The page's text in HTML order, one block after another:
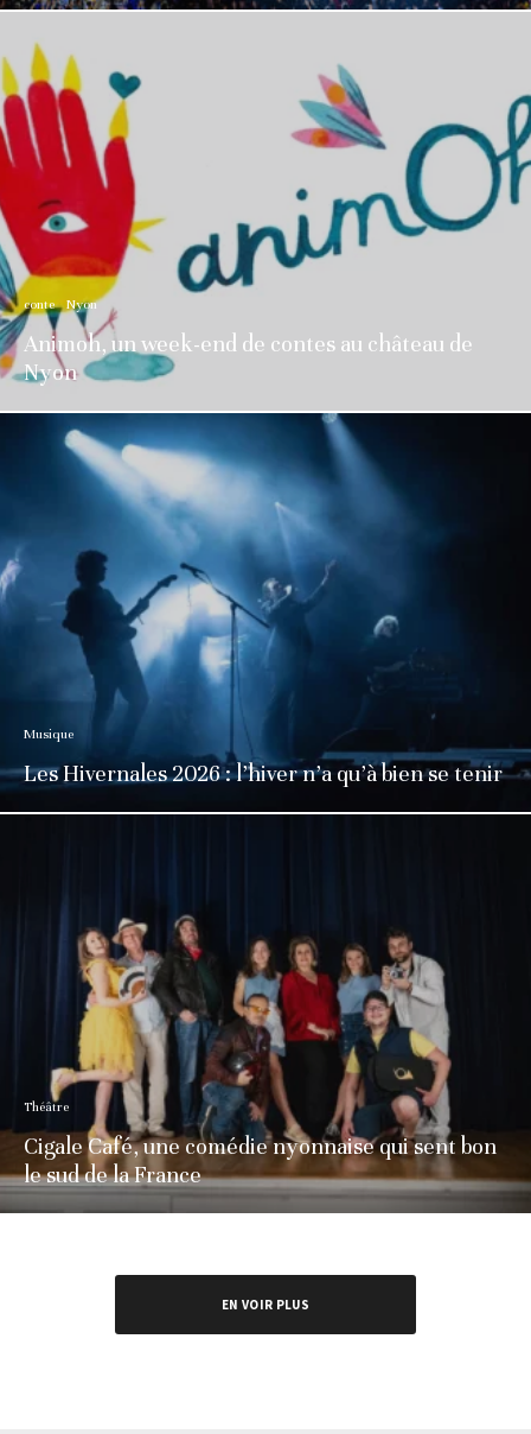
conte Nyon
Animoh, un week-end de contes au château de
Nyon
Musique
Les Hivernales 2026 : l’hiver n’a qu’à bien se tenir
Théâtre
Cigale Café, une comédie nyonnaise qui sent bon
le sud de la France
EN VOIR PLUS